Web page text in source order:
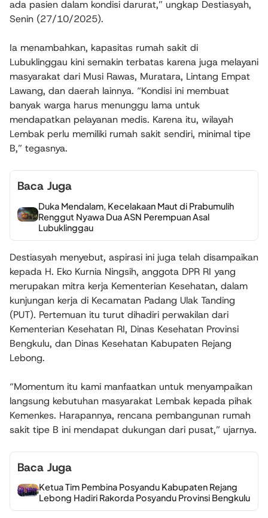
ada pasien dalam kondisi darurat,” ungkap Destiasyah,
Senin (27/10/2025).
Ia menambahkan, kapasitas rumah sakit di
Lubuklinggau kini semakin terbatas karena juga melayani
masyarakat dari Musi Rawas, Muratara, Lintang Empat
Lawang, dan daerah lainnya. “Kondisi ini membuat
banyak warga harus menunggu lama untuk
mendapatkan pelayanan medis. Karena itu, wilayah
Lembak perlu memiliki rumah sakit sendiri, minimal tipe
B,” tegasnya.
Baca Juga
Duka Mendalam, Kecelakaan Maut di Prabumulih
Renggut Nyawa Dua ASN Perempuan Asal
Lubuklinggau
Destiasyah menyebut, aspirasi ini juga telah disampaikan
kepada H. Eko Kurnia Ningsih, anggota DPR RI yang
merupakan mitra kerja Kementerian Kesehatan, dalam
kunjungan kerja di Kecamatan Padang Ulak Tanding
(PUT). Pertemuan itu turut dihadiri perwakilan dari
Kementerian Kesehatan RI, Dinas Kesehatan Provinsi
Bengkulu, dan Dinas Kesehatan Kabupaten Rejang
Lebong.
“Momentum itu kami manfaatkan untuk menyampaikan
langsung kebutuhan masyarakat Lembak kepada pihak
Kemenkes. Harapannya, rencana pembangunan rumah
sakit tipe B ini mendapat dukungan dari pusat,” ujarnya.
Baca Juga
Ketua Tim Pembina Posyandu Kabupaten Rejang
Lebong Hadiri Rakorda Posyandu Provinsi Bengkulu